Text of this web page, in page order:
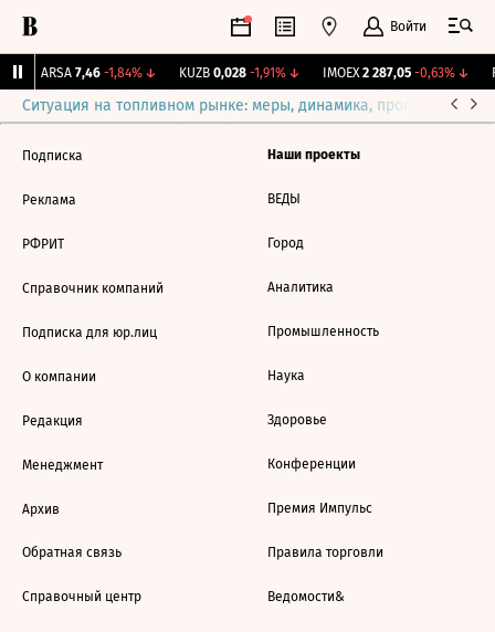
Войти
ARSA 7,46 -1,84%↓ KUZB 0,028 -1,91%↓ IMOEX 2 287,05 -0,63%↓
Ситуация на топливном рынке: меры, динамика, прогнозы
Подписка
Реклама
РФРИТ
Справочник компаний
Подписка для юр.лиц
О компании
Редакция
Менеджмент
Архив
Обратная связь
Справочный центр
Наши проекты
ВЕДЫ
Город
Аналитика
Промышленность
Наука
Здоровье
Конференции
Премия Импульс
Правила торговли
Ведомости&